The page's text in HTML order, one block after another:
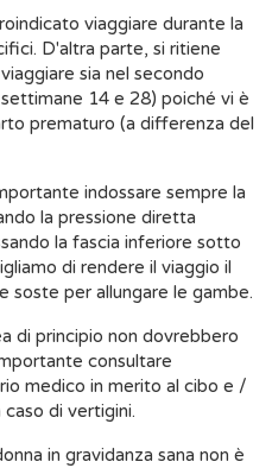
viaggiare durante la
D'altra parte, si ritiene
sia nel secondo
14 e 28) poiché vi è
prematuro (a differenza del
indossare sempre la
la pressione diretta
la fascia inferiore sotto
di rendere il viaggio il
soste per allungare le gambe.
di principio non dovrebbero
consultare
medico in merito al cibo e /
di vertigini.
in gravidanza sana non è